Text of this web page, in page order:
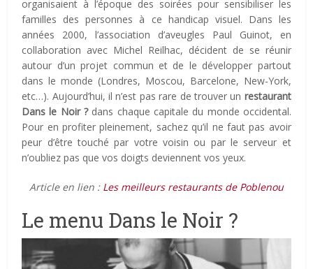
organisaient à l’époque des soirées pour sensibiliser les
familles des personnes à ce handicap visuel. Dans les
années 2000, l’association d’aveugles Paul Guinot, en
collaboration avec Michel Reilhac, décident de se réunir
autour d’un projet commun et de le développer partout
dans le monde (Londres, Moscou, Barcelone, New-York,
etc…). Aujourd’hui, il n’est pas rare de trouver un restaurant
Dans le Noir ?dans chaque capitale du monde occidental.
Pour en profiter pleinement, sachez qu’il ne faut pas avoir
peur d’être touché par votre voisin ou par le serveur et
n’oubliez pas que vos doigts deviennent vos yeux.
Article en lien : Les meilleurs restaurants de Poblenou
Le menu Dans le Noir ?